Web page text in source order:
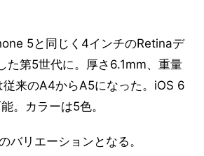
5と同じく4インチのRetinaデ
た第5世代に。厚さ6.1mm、重量
従来のA4からA5になった。iOS 6
。カラーは5色。
バリエーションとなる。